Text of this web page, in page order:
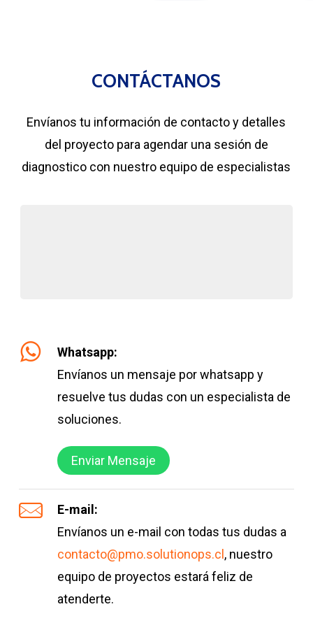
CONTÁCTANOS
Envíanos tu información de contacto y detalles
del proyecto para agendar una sesión de
diagnostico con nuestro equipo de especialistas
Whatsapp:
Envíanos un mensaje por whatsapp y
resuelve tus dudas con un especialista de
soluciones.
Enviar Mensaje
E-mail:
Envíanos un e-mail con todas tus dudas a
contacto@pmo.solutionops.cl, nuestro
equipo de proyectos estará feliz de
atenderte.